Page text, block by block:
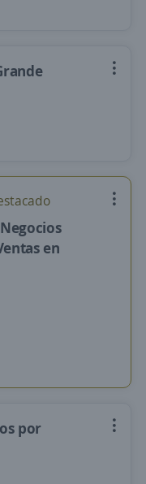
en
por